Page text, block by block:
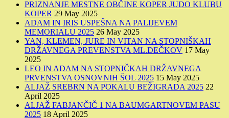
PRIZNANJE MESTNE OBČINE KOPER JUDO KLUBU
KOPER 29 May 2025
ADAM IN IRIS USPEŠNA NA PALIJEVEM
MEMORIALU 2025 26 May 2025
YAN, KLEMEN, JURE IN VITAN NA STOPNIŠKAH
DRŽAVNEGA PREVENSTVA ML.DEČKOV 17 May
2025
LEO IN ADAM NA STOPNIČKAH DRŽAVNEGA
PRVENSTVA OSNOVNIH ŠOL 2025 15 May 2025
ALJAŽ SREBRN NA POKALU BEŽIGRADA 2025 22
April 2025
ALJAŽ FABJANČIČ 1 NA BAUMGARTNOVEM PASU
2025 18 April 2025